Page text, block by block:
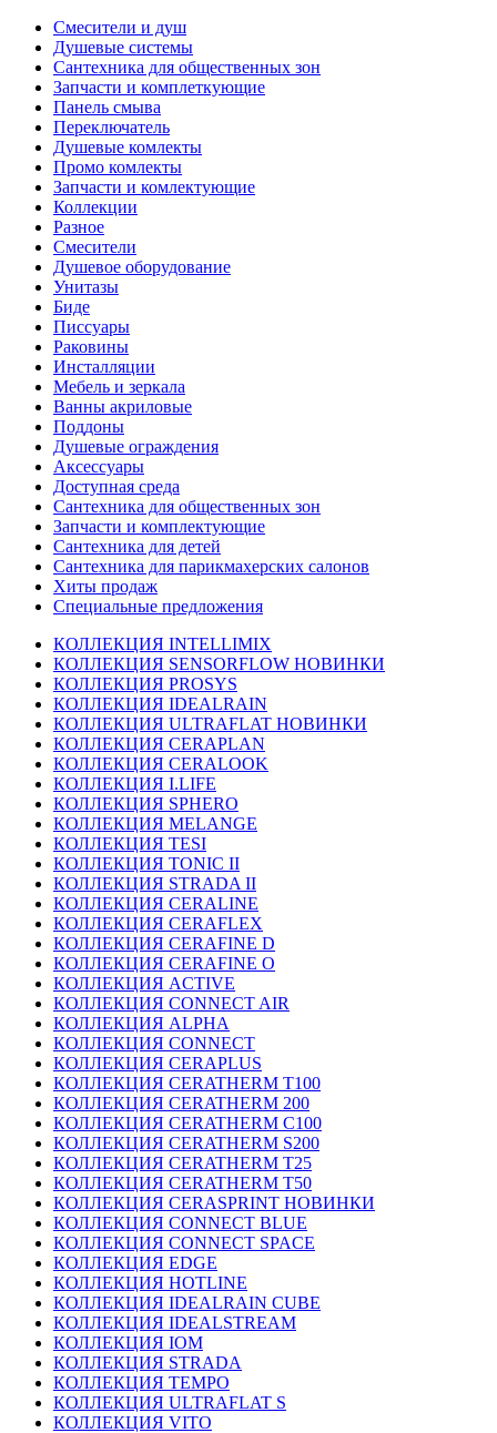
Смесители и душ
Душевые системы
Сантехника для общественных зон
Запчасти и комплеткующие
Панель смыва
Переключатель
Душевые комлекты
Промо комлекты
Запчасти и комлектующие
Коллекции
Разное
Смесители
Душевое оборудование
Унитазы
Биде
Писсуары
Раковины
Инсталляции
Мебель и зеркала
Ванны акриловые
Поддоны
Душевые ограждения
Аксессуары
Доступная среда
Cантехника для общественных зон
Запчасти и комплектующие
Сантехника для детей
Сантехника для парикмахерских салонов
Хиты продаж
Специальные предложения
КОЛЛЕКЦИЯ INTELLIMIX
КОЛЛЕКЦИЯ SENSORFLOW НОВИНКИ
КОЛЛЕКЦИЯ PROSYS
КОЛЛЕКЦИЯ IDEALRAIN
КОЛЛЕКЦИЯ ULTRAFLAT НОВИНКИ
КОЛЛЕКЦИЯ CERAPLAN
КОЛЛЕКЦИЯ CERALOOK
КОЛЛЕКЦИЯ I.LIFE
КОЛЛЕКЦИЯ SPHERO
КОЛЛЕКЦИЯ MELANGE
КОЛЛЕКЦИЯ TESI
КОЛЛЕКЦИЯ TONIC II
КОЛЛЕКЦИЯ STRADA II
КОЛЛЕКЦИЯ CERALINE
КОЛЛЕКЦИЯ CERAFLEX
КОЛЛЕКЦИЯ CERAFINE D
КОЛЛЕКЦИЯ CERAFINE O
КОЛЛЕКЦИЯ ACTIVE
КОЛЛЕКЦИЯ CONNECT AIR
КОЛЛЕКЦИЯ ALPHA
КОЛЛЕКЦИЯ CONNECT
КОЛЛЕКЦИЯ CERAPLUS
КОЛЛЕКЦИЯ CERATHERM T100
КОЛЛЕКЦИЯ CERATHERM 200
КОЛЛЕКЦИЯ CERATHERM C100
КОЛЛЕКЦИЯ CERATHERM S200
КОЛЛЕКЦИЯ CERATHERM T25
КОЛЛЕКЦИЯ CERATHERM T50
КОЛЛЕКЦИЯ CERASPRINT НОВИНКИ
КОЛЛЕКЦИЯ CONNECT BLUE
КОЛЛЕКЦИЯ CONNECT SPACE
КОЛЛЕКЦИЯ EDGE
КОЛЛЕКЦИЯ HOTLINE
КОЛЛЕКЦИЯ IDEALRAIN CUBE
КОЛЛЕКЦИЯ IDEALSTREAM
КОЛЛЕКЦИЯ IOM
КОЛЛЕКЦИЯ STRADA
КОЛЛЕКЦИЯ TEMPO
КОЛЛЕКЦИЯ ULTRAFLAT S
КОЛЛЕКЦИЯ VITO